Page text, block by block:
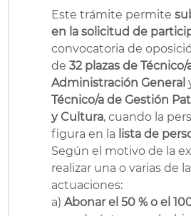
Este trámite permite
en la solicitud de
convocatoria de
de32 plazas de Técnico/
Administración General
Técnico/a de Gestión
y Cultura, cuando la
figura en la lista de
Según el motivo de la
realizar una o varias de
actuaciones:
a)Abonar el 50 % o el